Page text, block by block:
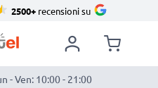
2500+recensioni su
- Ven: 10:00 - 21:00